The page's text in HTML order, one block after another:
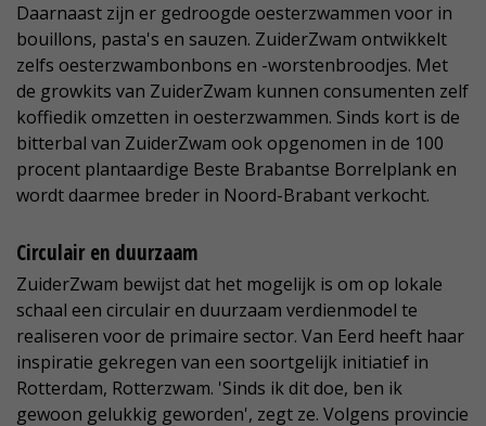
Daarnaast zijn er gedroogde oesterzwammen voor in
bouillons, pasta's en sauzen. ZuiderZwam ontwikkelt
zelfs oesterzwambonbons en -worstenbroodjes. Met
de growkits van ZuiderZwam kunnen consumenten zelf
koffiedik omzetten in oesterzwammen. Sinds kort is de
bitterbal van ZuiderZwam ook opgenomen in de 100
procent plantaardige Beste Brabantse Borrelplank en
wordt daarmee breder in Noord-Brabant verkocht.
Circulair en duurzaam
ZuiderZwam bewijst dat het mogelijk is om op lokale
schaal een circulair en duurzaam verdienmodel te
realiseren voor de primaire sector. Van Eerd heeft haar
inspiratie gekregen van een soortgelijk initiatief in
Rotterdam, Rotterzwam. 'Sinds ik dit doe, ben ik
gewoon gelukkig geworden', zegt ze. Volgens provincie